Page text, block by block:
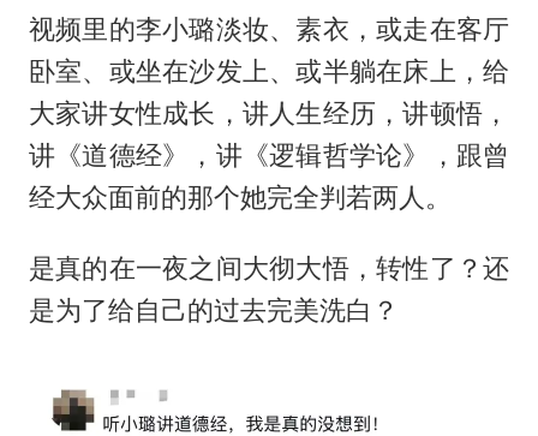
视频里的李小璐淡妆、素衣，或走在客厅
卧室、或坐在沙发上、或半躺在床上，给
大家讲女性成长，讲人生经历，讲顿悟，
讲《道德经》，讲《逻辑哲学论》，跟曾
经大众面前的那个她完全判若两人。
是真的在一夜之间大彻大悟，转性了？还
是为了给自己的过去完美洗白？